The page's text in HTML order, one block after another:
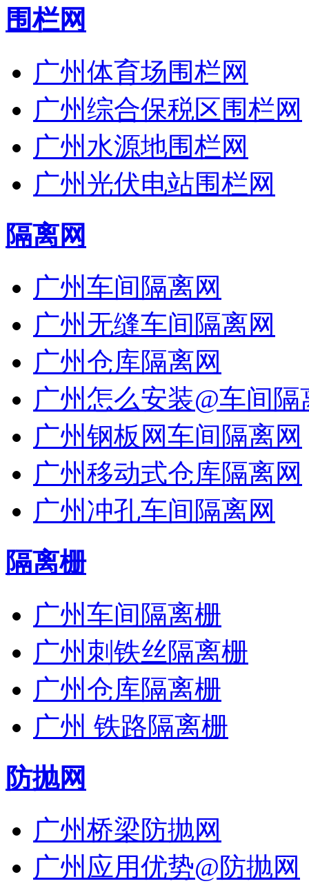
围栏网
广州体育场围栏网
广州综合保税区围栏网
广州水源地围栏网
广州光伏电站围栏网
隔离网
广州车间隔离网
广州无缝车间隔离网
广州仓库隔离网
广州怎么安装@车间隔
广州钢板网车间隔离网
广州移动式仓库隔离网
广州冲孔车间隔离网
隔离栅
广州车间隔离栅
广州刺铁丝隔离栅
广州仓库隔离栅
广州 铁路隔离栅
防抛网
广州桥梁防抛网
广州应用优势@防抛网